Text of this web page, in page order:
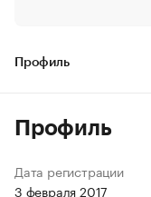
Профиль
Профиль
Дата регистрации
3 февраля 2017